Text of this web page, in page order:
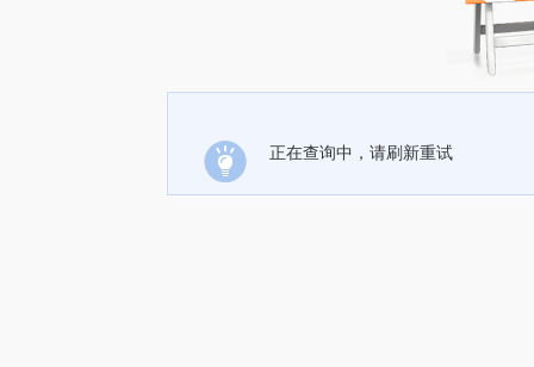
正在查询中，请刷新重试